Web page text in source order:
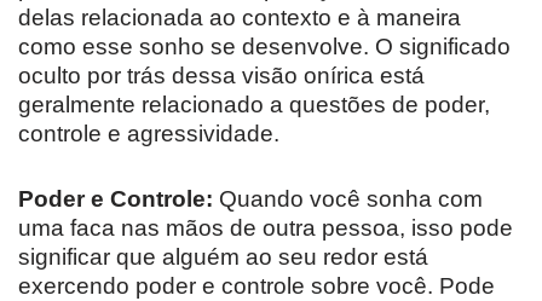
delas relacionada ao contexto e à maneira
como esse sonho se desenvolve. O significado
oculto por trás dessa visão onírica está
geralmente relacionado a questões de poder,
controle e agressividade.
Poder e Controle: Quando você sonha com
uma faca nas mãos de outra pessoa, isso pode
significar que alguém ao seu redor está
exercendo poder e controle sobre você. Pode